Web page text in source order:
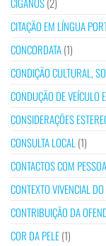
CIGANOS(2)
CITAÇÃO EM LÍNGUA
CONCORDATA(1)
CONDIÇÃO CULTURAL,
CONDUÇÃO DE VEÍCULO
CONSIDERAÇÕES
CONSULTA LOCAL(1)
CONTACTOS COM
CONTEXTO VIVENCIAL
CONTRIBUIÇÃO DA
COR DA PELE(1)